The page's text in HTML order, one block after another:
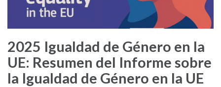
2025 Igualdad de Género en la
UE: Resumen del Informe sobre
la Igualdad de Género en la UE